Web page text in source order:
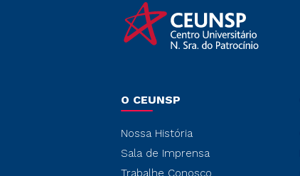
O CEUNSP
Nossa História
Sala de Imprensa
Trabalhe Conosco